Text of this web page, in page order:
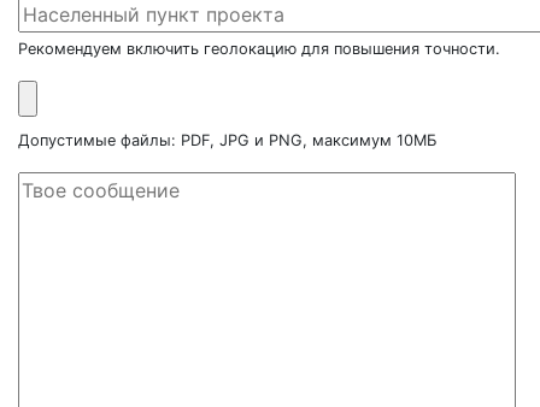
Рекомендуем включить геолокацию для повышения точности.
Допустимые файлы: PDF, JPG и PNG, максимум 10МБ